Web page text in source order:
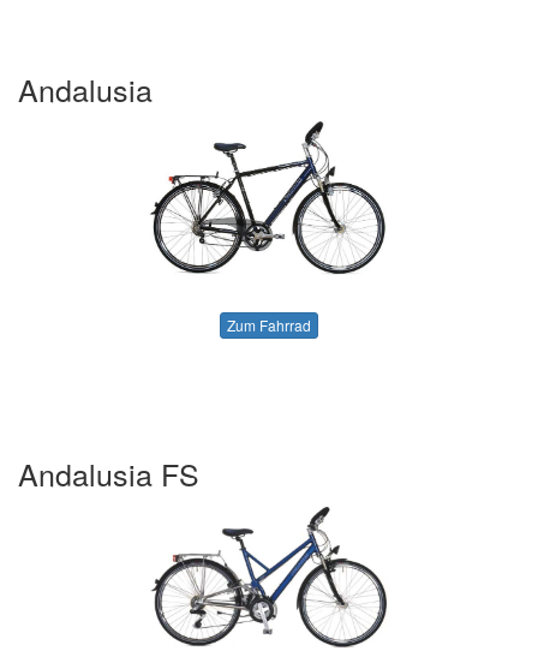
Andalusia
Zum Fahrrad
Andalusia FS